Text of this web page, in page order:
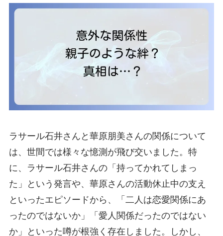
ラサール石井さんと華原朋美さんの関係について
は、世間では様々な憶測が飛び交いました。特
に、ラサール石井さんの「持ってかれてしまっ
た」という発言や、華原さんの活動休止中の支え
といったエピソードから、「二人は恋愛関係にあ
ったのではないか」「愛人関係だったのではない
か」といった噂が根強く存在しました。しかし、